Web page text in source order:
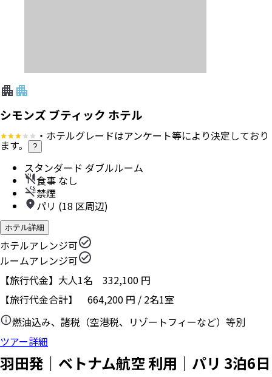
シモンズ ブティック ホテル
・ホテルグレードはアンケート等により決定しており
ます。 ?
スタンダード ダブルルーム
食事 なし
禁煙
パリ (18 区周辺)
ホテル詳細
ホテルアレンジ可
ルームアレンジ可
【旅行代金】大人1名 332,100 円
【旅行代金合計】 664,200 円 / 2名1室
燃油込み、諸税（空港税、リゾートフィーなど）等別
ツアー詳細
羽田発｜ベトナム航空 利用｜パリ 3泊6日